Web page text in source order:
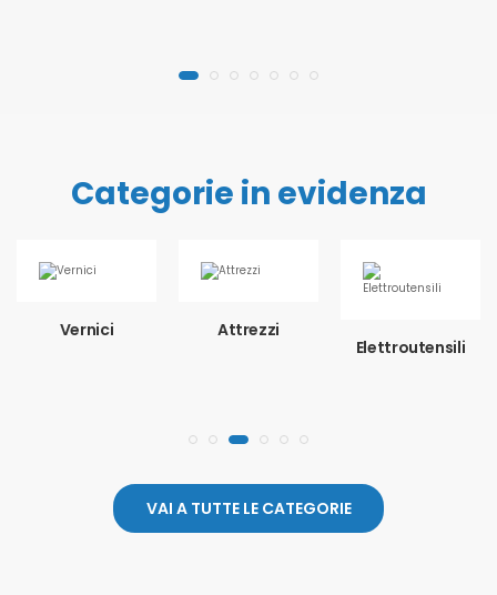
Categorie in evidenza
Vernici
Attrezzi
Elettroutensili
VAI A TUTTE LE CATEGORIE